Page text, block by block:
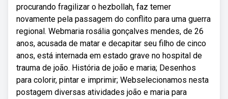
procurando fragilizar o hezbollah, faz temer
novamente pela passagem do conflito para uma guerra
regional. Webmaria rosália gonçalves mendes, de 26
anos, acusada de matar e decapitar seu filho de cinco
anos, está internada em estado grave no hospital de
trauma de joão. História de joão e maria; Desenhos
para colorir, pintar e imprimir; Webselecionamos nesta
postagem diversas atividades joão e maria para